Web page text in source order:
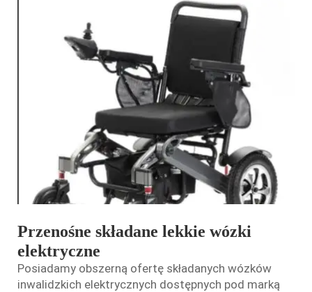
Przenośne składane lekkie wózki
elektryczne
Posiadamy obszerną ofertę składanych wózków
inwalidzkich elektrycznych dostępnych pod marką